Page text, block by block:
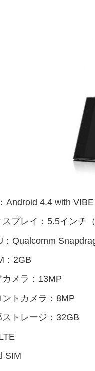
Android 4.4 with
スプレイ：5.5インチ
：Qualcomm
：2GB
カメラ：13MP
ントカメラ：8MP
ストレージ：32GB
SIM